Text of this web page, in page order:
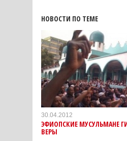
НОВОСТИ ПО ТЕМЕ
30.04.2012
ЭФИОПСКИЕ МУСУЛЬМАНЕ
ВЕРЫ